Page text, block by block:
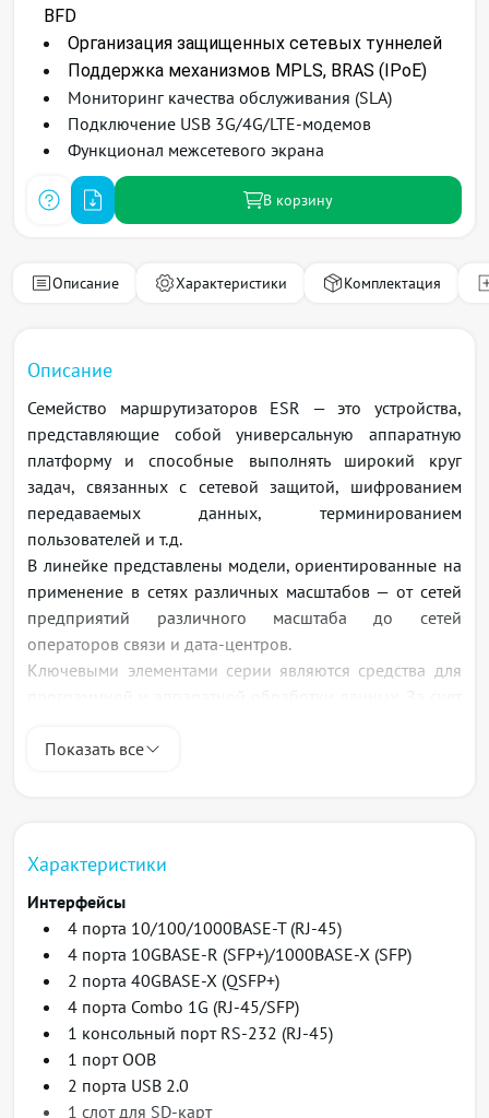
BFD
Организация защищенных сетевых туннелей
Поддержка механизмов MPLS, BRAS (IPoE)
Мониторинг качества обслуживания (SLA)
Подключение USB 3G/4G/LTE-модемов
Функционал межсетевого экрана
В корзину
Описание Характеристики Комплектация
Описание
Семейство маршрутизаторов ESR — это устройства,
представляющие собой универсальную аппаратную
платформу и способные выполнять широкий круг
задач, связанных с сетевой защитой, шифрованием
передаваемых данных, терминированием
пользователей и т.д.
В линейке представлены модели, ориентированные на
применение в сетях различных масштабов — от сетей
предприятий различного масштаба до сетей
операторов связи и дата-центров.
Ключевыми элементами серии являются средства для
данных между частями устройства достигается
Показать все
Характеристики
Интерфейсы
4 порта 10/100/1000BASE-T (RJ-45)
4 порта 10GBASE-R (SFP+)/1000BASE-X (SFP)
2 порта 40GBASE-X (QSFP+)
4 порта Combo 1G (RJ-45/SFP)
1 консольный порт RS-232 (RJ-45)
1 порт OOB
2 порта USB 2.0
1 слот для SD-карт